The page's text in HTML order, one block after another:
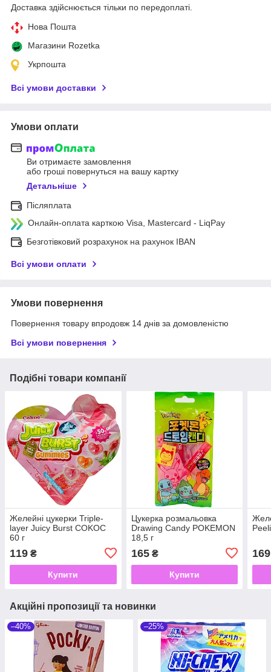
Доставка здійснюється тільки по передоплаті.
Нова Пошта
Магазини Rozetka
Укрпошта
Всі умови доставки
Умови оплати
Ви отримаєте замовлення
або гроші повернуться на вашу картку
Детальніше
Післяплата
Онлайн-оплата карткою Visa, Mastercard - LiqPay
Безготівковий розрахунок на рахунок IBAN
Всі умови оплати
Умови повернення
Повернення товару впродовж 14 днів за домовленістю
Всі умови повернення
Подібні товари компанії
Желейні цукерки Triple-
layer Juicy Burst COKOC
60 г
119 ₴
Купити
Цукерка розмальовка
Drawing Candy POKEMON
18,5 г
165₴
Купити
169
Акційні пропозиції та новинки
–40% –25%